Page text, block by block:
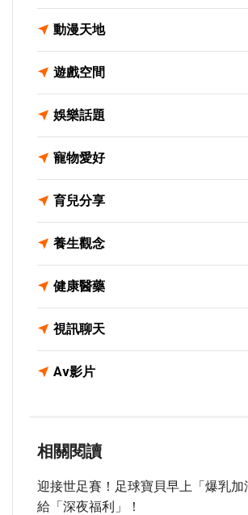
動漫天地
遊戲空間
娛樂話題
寵物愛好
育兒分享
養生觀念
健康醫藥
視訊聊天
Av影片
相關閱讀
迎接世足賽！足球寶貝早上「爆乳
給「深夜福利」！